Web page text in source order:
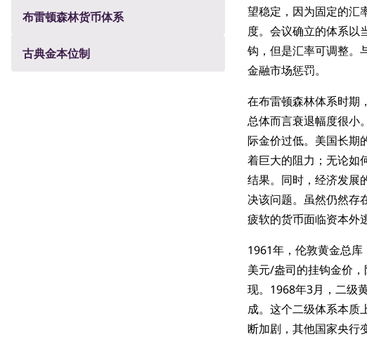
布雷顿森林货币体系
古典金本位制
望稳定，因为固定的汇
度。会议确立的体系以
钩，但是汇率可调整。
金融市场惩罚。
在布雷顿森林体系时期
总体而言衰退幅度很小
际金价过低。美国长期
着巨大的阻力；无论如
结果。同时，经济发展
决该问题。虽然仍然存
疲软的货币面临资本外
1961年，伦敦黄金总
美元/盎司的挂钩金价
现。1968年3月，二级
成。这个二级体系本质
断加剧，其他国家央行